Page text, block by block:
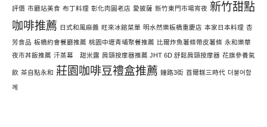
評價 市廳站美食 布丁料理 彰化肉圓老店 愛披薩 新竹東門市場宵夜 新竹甜點
咖啡推薦 日式和風麻醬 旺來冰館菜單 明水然樂板橋重慶店 本家日本料理 杏
芳食品 板橋約會餐廳推薦 桃園中壢青埔聚餐推薦 比爾炸魚薯條帶皮薯條 永和樂華
夜市丼飯推薦 汗蒸幕 甜米露 肩頸按摩器推薦 JHT 6D 舒鬆肩頸按摩器 花旗參養氣
飲 茶自點永和 莊園咖啡豆禮盒推薦 鐘路3街 首爾糕三時代 더불어함
께